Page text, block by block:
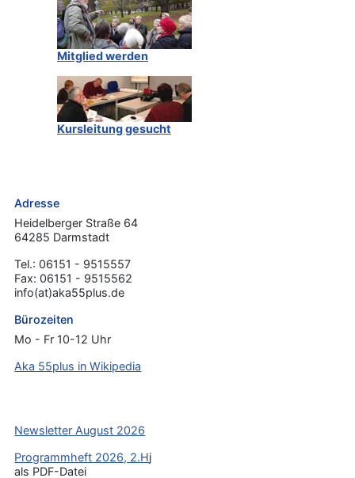
Mitglied werden
Kursleitung gesucht
Adresse
Heidelberger Straße 64
64285 Darmstadt
Tel.: 06151 - 9515557
Fax: 06151 - 9515562
info(at)aka55plus.de
Bürozeiten
Mo - Fr 10-12 Uhr
Aka 55plus in Wikipedia
Newsletter August 2026
Programmheft 2026, 2.Hj
als PDF-Datei